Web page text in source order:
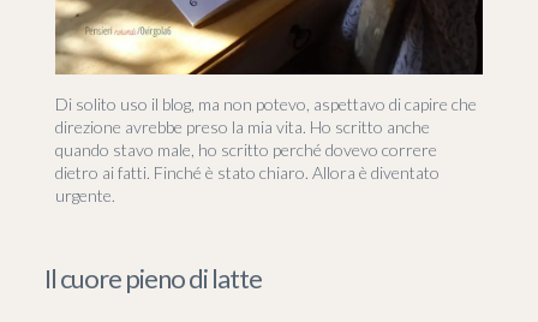
Di solito uso il blog, ma non potevo, aspettavo di capire che
direzione avrebbe preso la mia vita. Ho scritto anche
quando stavo male, ho scritto perché dovevo correre
dietro ai fatti. Finché è stato chiaro. Allora è diventato
urgente.
Il cuore pieno di latte